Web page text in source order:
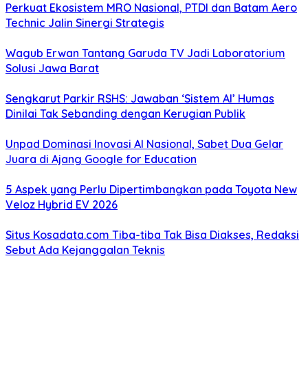
Perkuat Ekosistem MRO Nasional, PTDI dan Batam Aero
Technic Jalin Sinergi Strategis
Wagub Erwan Tantang Garuda TV Jadi Laboratorium
Solusi Jawa Barat
Sengkarut Parkir RSHS: Jawaban ‘Sistem AI’ Humas
Dinilai Tak Sebanding dengan Kerugian Publik
Unpad Dominasi Inovasi AI Nasional, Sabet Dua Gelar
Juara di Ajang Google for Education
5 Aspek yang Perlu Dipertimbangkan pada Toyota New
Veloz Hybrid EV 2026
Situs Kosadata.com Tiba-tiba Tak Bisa Diakses, Redaksi
Sebut Ada Kejanggalan Teknis